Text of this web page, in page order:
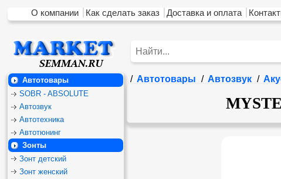
О компании Как сделать заказ Доставка и оплата
Автотовары
SOBR - ABSOLUTE
Автозвук
Автотехника
Автотюнинг
Зонты
Зонт детский
Зонт женский
/ Автотовары / Автозвук /